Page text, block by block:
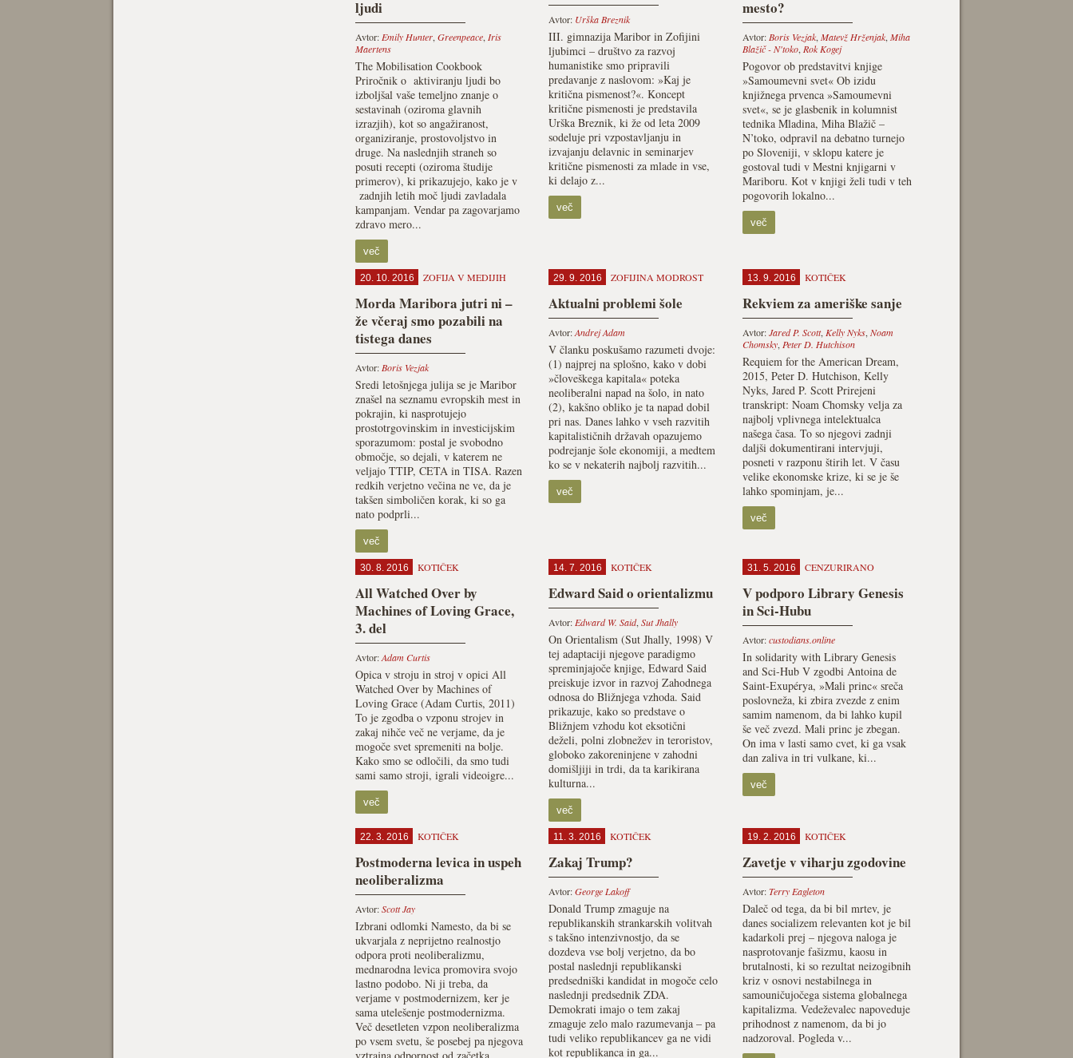
ljudi
Avtor: Emily Hunter, Greenpeace, Iris
Maertens
The Mobilisation Cookbook
Priročnik o aktiviranju ljudi bo
izboljšal vaše temeljno znanje o
sestavinah (oziroma glavnih
izrazjih), kot so angažiranost,
organiziranje, prostovoljstvo in
druge. Na naslednjih straneh so
posuti recepti (oziroma študije
primerov), ki prikazujejo, kako je v
zadnjih letih moč ljudi zavladala
kampanjam. Vendar pa zagovarjamo
zdravo mero...
več
Avtor: Urška Breznik
III. gimnazija Maribor in Zofijini
ljubimci – društvo za razvoj
humanistike smo pripravili
predavanje z naslovom: »Kaj je
kritična pismenost?«. Koncept
kritične pismenosti je predstavila
Urška Breznik, ki že od leta 2009
sodeluje pri vzpostavljanju in
izvajanju delavnic in seminarjev
kritične pismenosti za mlade in vse,
ki delajo z...
več
mesto?
Avtor: Boris Vezjak, Matevž Hrženjak, Miha
Blažič - N'toko, Rok Kogej
Pogovor ob predstavitvi knjige
»Samoumevni svet« Ob izidu
knjižnega prvenca »Samoumevni
svet«, se je glasbenik in kolumnist
tednika Mladina, Miha Blažič –
N’toko, odpravil na debatno turnejo
po Sloveniji, v sklopu katere je
gostoval tudi v Mestni knjigarni v
Mariboru. Kot v knjigi želi tudi v teh
pogovorih lokalno...
več
20. 10. 2016 ZOFIJA V MEDIJIH
Morda Maribora jutri ni –
že včeraj smo pozabili na
tistega danes
Avtor: Boris Vezjak
Sredi letošnjega julija se je Maribor
znašel na seznamu evropskih mest in
pokrajin, ki nasprotujejo
prostotrgovinskim in investicijskim
sporazumom: postal je svobodno
območje, so dejali, v katerem ne
veljajo TTIP, CETA in TISA. Razen
redkih verjetno večina ne ve, da je
takšen simboličen korak, ki so ga
nato podprli...
več
29. 9. 2016 ZOFIJINA MODROST
Aktualni problemi šole
Avtor:Andrej Adam
V članku poskušamo razumeti dvoje:
(1) najprej na splošno, kako v dobi
»človeškega kapitala« poteka
neoliberalni napad na šolo, in nato
(2), kakšno obliko je ta napad dobil
pri nas. Danes lahko v vseh razvitih
kapitalističnih državah opazujemo
podrejanje šole ekonomiji, a medtem
ko se v nekaterih najbolj razvitih...
več
13. 9. 2016 KOTIČEK
Rekviem za ameriške sanje
Avtor:Jared P. Scott, Kelly Nyks, Noam
Chomsky, Peter D. Hutchison
Requiem for the American Dream,
2015, Peter D. Hutchison, Kelly
Nyks, Jared P. Scott Prirejeni
transkript: Noam Chomsky velja za
najbolj vplivnega intelektualca
našega časa. To so njegovi zadnji
daljši dokumentirani intervjuji,
posneti v razponu štirih let. V času
velike ekonomske krize, ki se je še
lahko spominjam, je...
več
30. 8. 2016 KOTIČEK
All Watched Over by
Machines of Loving Grace,
3. del
Avtor:Adam Curtis
Opica v stroju in stroj v opici All
Watched Over by Machines of
Loving Grace (Adam Curtis, 2011)
To je zgodba o vzponu strojev in
zakaj nihče več ne verjame, da je
mogoče svet spremeniti na bolje.
Kako smo se odločili, da smo tudi
sami samo stroji, igrali videoigre...
več
14. 7. 2016 KOTIČEK
Edward Said o orientalizmu
Avtor: Edward W. Said, Sut Jhally
On Orientalism (Sut Jhally, 1998) V
tej adaptaciji njegove paradigmo
spreminjajoče knjige, Edward Said
preiskuje izvor in razvoj Zahodnega
odnosa do Bližnjega vzhoda. Said
prikazuje, kako so predstave o
Bližnjem vzhodu kot eksotični
deželi, polni zlobnežev in teroristov,
globoko zakoreninjene v zahodni
domišljiji in trdi, da ta karikirana
kulturna...
več
31. 5. 2016 CENZURIRANO
V podporo Library Genesis
in Sci-Hubu
Avtor:custodians.online
In solidarity with Library Genesis
and Sci-Hub V zgodbi Antoina de
Saint-Exupérya, »Mali princ« sreča
poslovneža, ki zbira zvezde z enim
samim namenom, da bi lahko kupil
še več zvezd. Mali princ je zbegan.
On ima v lasti samo cvet, ki ga vsak
dan zaliva in tri vulkane, ki...
več
22. 3. 2016 KOTIČEK
Postmoderna levica in uspeh
neoliberalizma
Avtor:Scott Jay
Izbrani odlomki Namesto, da bi se
ukvarjala z neprijetno realnostjo
odpora proti neoliberalizmu,
mednarodna levica promovira svojo
lastno podobo. Ni ji treba, da
verjame v postmodernizem, ker je
sama utelešenje postmodernizma.
Več desetleten vzpon neoliberalizma
po vsem svetu, še posebej pa njegova
11. 3. 2016 KOTIČEK
Zakaj Trump?
Avtor:George Lakoff
Donald Trump zmaguje na
republikanskih strankarskih volitvah
s takšno intenzivnostjo, da se
dozdeva vse bolj verjetno, da bo
postal naslednji republikanski
predsedniški kandidat in mogoče celo
naslednji predsednik ZDA.
Demokrati imajo o tem zakaj
zmaguje zelo malo razumevanja – pa
tudi veliko republikancev ga ne vidi
kot republikanca in ga...
19. 2. 2016 KOTIČEK
Zavetje v viharju zgodovine
Avtor:Terry Eagleton
Daleč od tega, da bi bil mrtev, je
danes socializem relevanten kot je bil
kadarkoli prej – njegova naloga je
nasprotovanje fašizmu, kaosu in
brutalnosti, ki so rezultat neizogibnih
kriz v osnovi nestabilnega in
samouničujočega sistema globalnega
kapitalizma. Vedeževalec napoveduje
prihodnost z namenom, da bi jo
nadzoroval. Pogleda v...